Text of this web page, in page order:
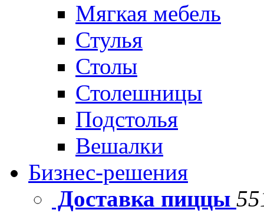
Мягкая мебель
Стулья
Столы
Столешницы
Подстолья
Вешалки
Бизнес-решения
Доставка пиццы